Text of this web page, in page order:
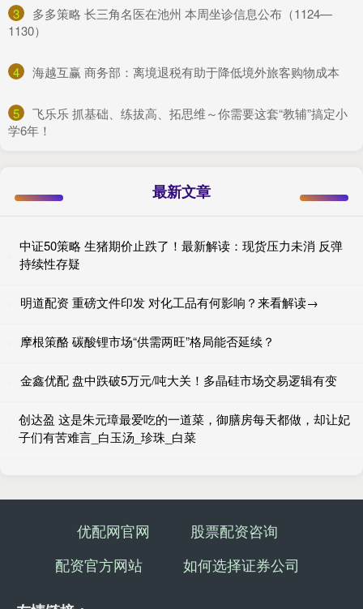
3
​多多策略 长三角名医在池州 本周坐诊信息公布（1124—
1130）
4 ​海越互赢 商务部：离境退税有助于降低境外旅客购物成本
5
​飞乐乐 抓基础、练拔高、拓思维～你需要这套“教辅”搞定小
学6年！
最新文章
中证50策略 生猪期价止跌了！最新解读：现货压力未消 反弹
持续性存疑
明道配资 重磅文件印发 对化工品有何影响？来看解读→
摩根策酪 碳酸锂市场“供需两旺”格局能否延续？
金鑫优配 盘中跌破5万元/吨大关！多晶硅市场交易逻辑有变
创达盈 这是朱元璋最爱吃的一道菜，御膳房每天都做，却让妃
子们有苦难言_白玉汤_珍珠_白菜
优配网官网
股票配资咨询
配资官方网站
如何选择证券公司